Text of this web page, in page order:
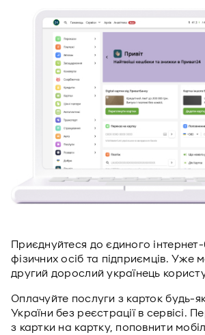
Приєднуйтеся до єдиного інтернет-
фізичних осіб та підприємців. Уже
другий дорослий українець
Оплачуйте послуги з карток будь-
України без реєстрації в сервісі.
з картки на картку, поповнити